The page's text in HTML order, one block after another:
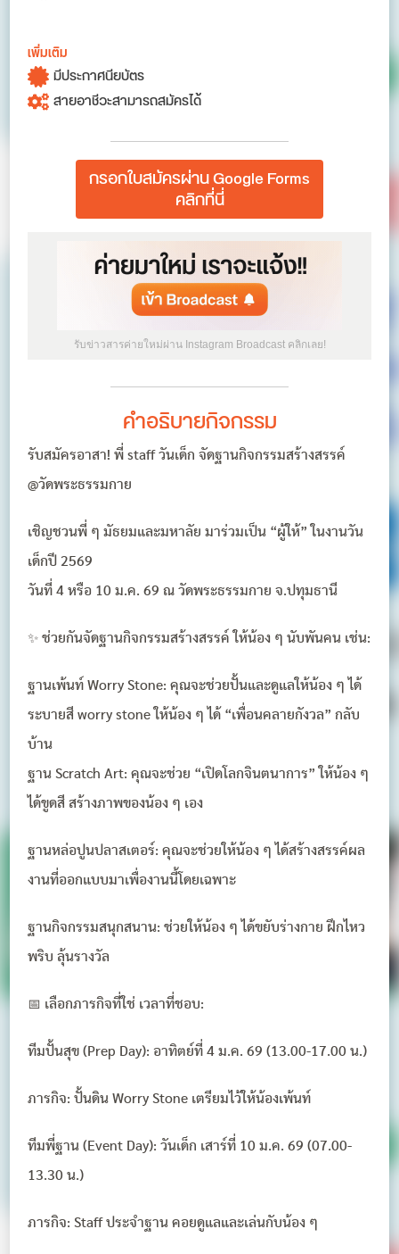
เพิ่มเติม
มีประกาศนียบัตร
สายอาชีวะสามารถสมัครได้
กรอกใบสมัครผ่าน Google Forms
คลิกที่นี่
รับข่าวสารค่ายใหม่ผ่าน Instagram Broadcast คลิกเลย!
คำอธิบายกิจกรรม
รับสมัครอาสา! พี่ staff วันเด็ก จัดฐานกิจกรรมสร้างสรรค์
@วัดพระธรรมกาย
เชิญชวนพี่ ๆ มัธยมและมหาลัย มาร่วมเป็น “ผู้ให้” ในงานวัน
เด็กปี 2569
วันที่ 4 หรือ 10 ม.ค. 69 ณ วัดพระธรรมกาย จ.ปทุมธานี
✨ ช่วยกันจัดฐานกิจกรรมสร้างสรรค์ ให้น้อง ๆ นับพันคน เช่น:
ฐานเพ้นท์ Worry Stone: คุณจะช่วยปั้นและดูแลให้น้อง ๆ ได้
ระบายสี worry stone ให้น้อง ๆ ได้ “เพื่อนคลายกังวล” กลับ
บ้าน
ฐาน Scratch Art: คุณจะช่วย “เปิดโลกจินตนาการ” ให้น้อง ๆ
ได้ขูดสี สร้างภาพของน้อง ๆ เอง
ฐานหล่อปูนปลาสเตอร์: คุณจะช่วยให้น้อง ๆ ได้สร้างสรรค์ผล
งานที่ออกแบบมาเพื่องานนี้โดยเฉพาะ
ฐานกิจกรรมสนุกสนาน: ช่วยให้น้อง ๆ ได้ขยับร่างกาย ฝึกไหว
พริบ ลุ้นรางวัล
📅 เลือกภารกิจที่ใช่ เวลาที่ชอบ:
ทีมปั้นสุข (Prep Day): อาทิตย์ที่ 4 ม.ค. 69 (13.00-17.00 น.)
ภารกิจ: ปั้นดิน Worry Stone เตรียมไว้ให้น้องเพ้นท์
ทีมพี่ฐาน (Event Day): วันเด็ก เสาร์ที่ 10 ม.ค. 69 (07.00-
13.30 น.)
ภารกิจ: Staff ประจำฐาน คอยดูแลและเล่นกับน้อง ๆ